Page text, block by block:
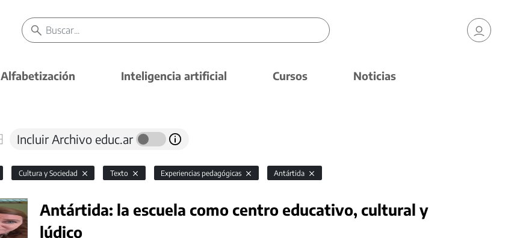
Alfabetización Inteligencia artificial Cursos Noticias
Incluir Archivo educ.ar
Cultura y Sociedad Texto Experiencias pedagógicas Antártida
Antártida: la escuela como centro educativo, cultural y
lúdico